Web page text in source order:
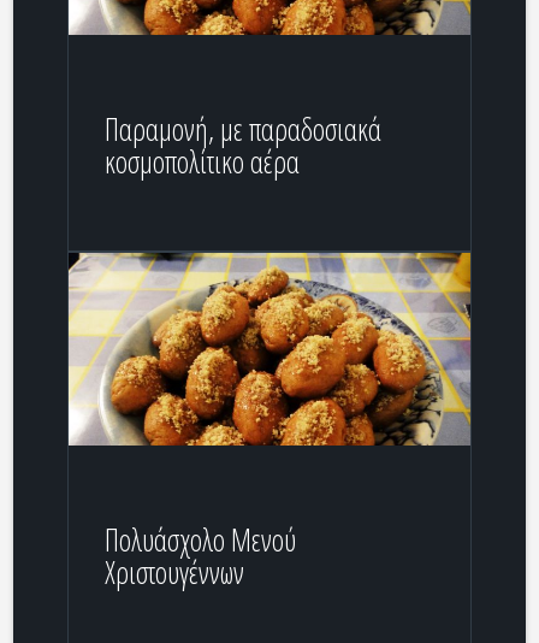
Παραμονή, με παραδοσιακά
κοσμοπολίτικο αέρα
Πολυάσχολο Μενού
Χριστουγέννων